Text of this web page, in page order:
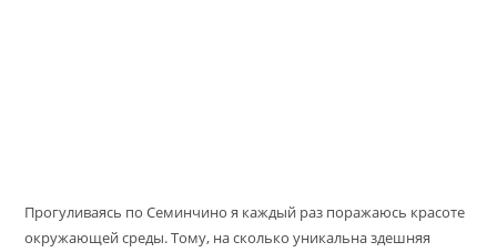
Прогуливаясь по Семинчино я каждый раз поражаюсь красоте
окружающей среды. Тому, на сколько уникальна здешняя